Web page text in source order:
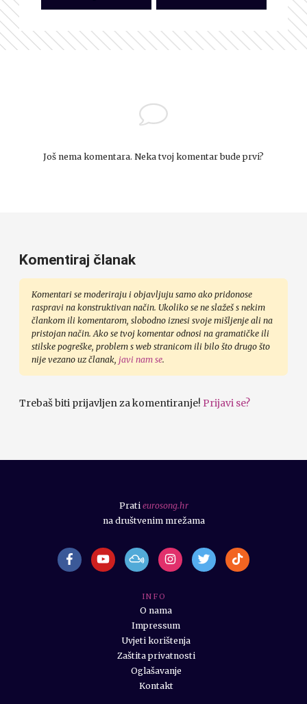
Još nema komentara. Neka tvoj komentar bude prvi?
Komentiraj članak
Komentari se moderiraju i objavljuju samo ako pridonose
raspravi na konstruktivan način. Ukoliko se ne slažeš s nekim
člankom ili komentarom, slobodno iznesi svoje mišljenje ali na
pristojan način. Ako se tvoj komentar odnosi na gramatičke ili
stilske pogreške, problem s web stranicom ili bilo što drugo što
nije vezano uz članak, javi nam se.
Trebaš biti prijavljen za komentiranje! Prijavi se?
I N F O
O nama
Impressum
Uvjeti korištenja
Zaštita privatnosti
Oglašavanje
Kontakt
Prati eurosong.hr
na društvenim mrežama